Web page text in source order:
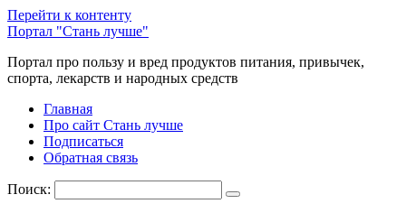
Перейти к контенту
Портал "Стань лучше"
Портал про пользу и вред продуктов питания, привычек,
спорта, лекарств и народных средств
Главная
Про сайт Стань лучше
Подписаться
Обратная связь
Поиск: